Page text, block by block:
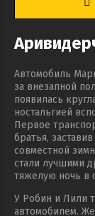
Автомобиль
за внезапной
появилась
ностальгией
Первое
братья,
совместной
стали лучшими
тяжелую ночь в
У Робин и Лили
автомобилем.